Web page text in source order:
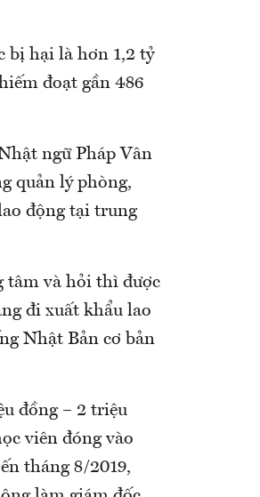
bị hại là hơn 1,2 tỷ
đoạt gần 486
ngữ Pháp Vân
quản lý phòng,
động tại trung
tâm và hỏi thì được
đi xuất khẩu lao
Nhật Bản cơ bản
đồng – 2 triệu
viên đóng vào
tháng 8/2019,